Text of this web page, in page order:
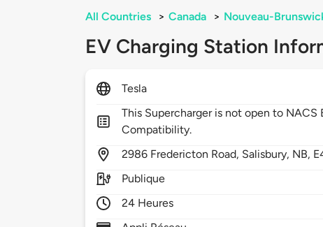
All Countries > Canada > Nouveau-
EV Charging Station
Tesla
This Supercharger is not open to
Compatibility.
2986 Fredericton Road, Salisbury, NB,
Publique
24 Heures